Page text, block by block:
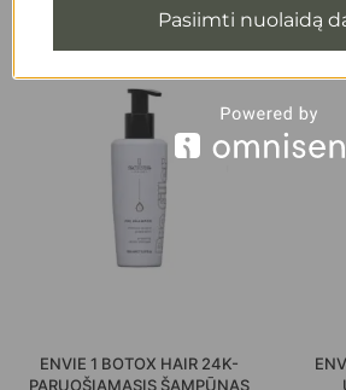
ENVIE 1 BOTOX HAIR 24K-
PARUOŠIAMASIS ŠAMPŪNAS
Pasiimti nuolaidą